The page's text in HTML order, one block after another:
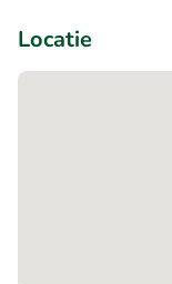
Locatie